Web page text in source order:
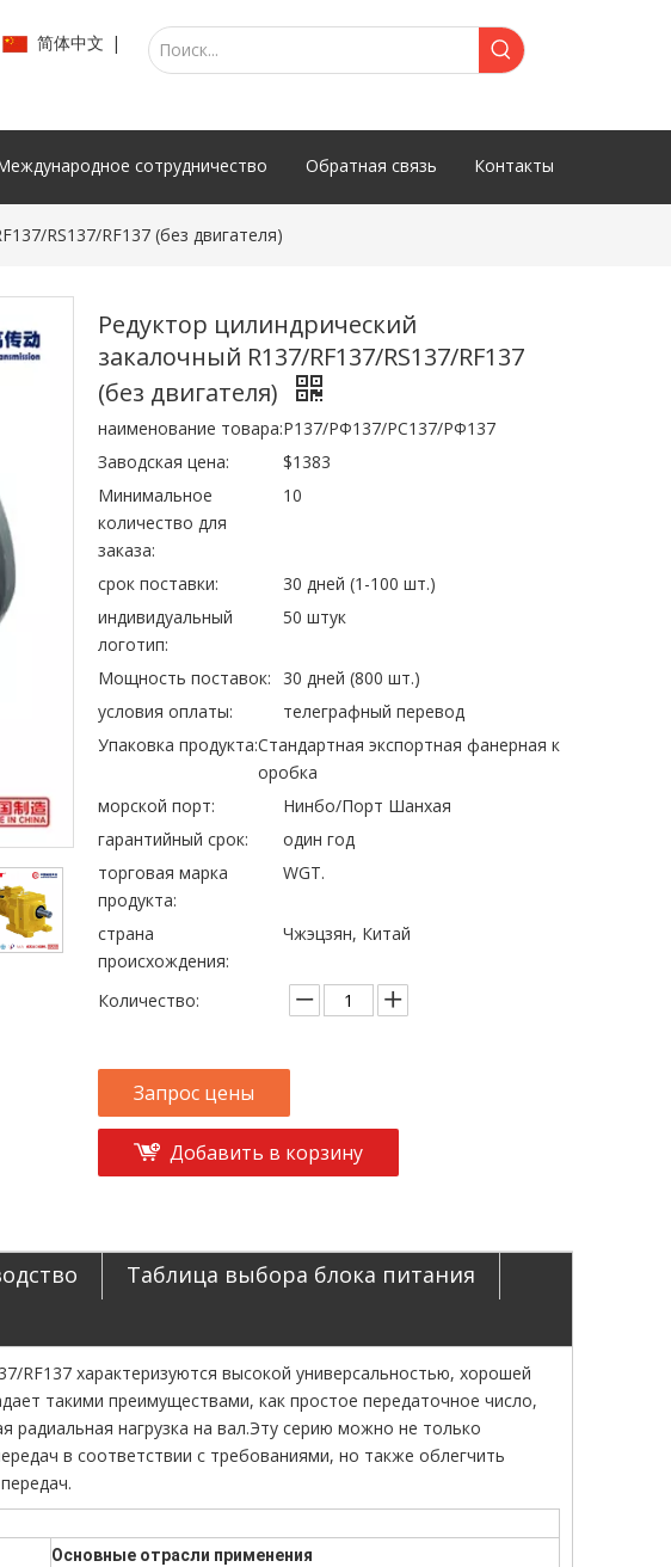
简体中文 |
сотрудничество Обратная связь Контакты
RS137/RF137 (без двигателя)
Редуктор цилиндрический
закалочный R137/RF137/RS137/RF137
(без двигателя)
наименование товара:Р137/РФ137/РС137/РФ137
Заводская цена:
$1383
Минимальное
количество для
заказа:
10
срок поставки:
30 дней (1-100 шт.)
индивидуальный
логотип:
50 штук
Мощность поставок:
30 дней (800 шт.)
условия оплаты:
телеграфный перевод
Упаковка продукта:Стандартная экспортная фанерная к
оробка
морской порт:
Нинбо/Порт Шанхая
гарантийный срок:
один год
торговая марка
продукта:
WGT.
страна
происхождения:
Чжэцзян, Китай
Количество:
Запрос цены
Добавить в корзину
Таблица выбора блока питания
RF137 характеризуются высокой универсальностью, хорошей
такими преимуществами, как простое передаточное число,
нагрузка на вал.Эту серию можно не только
в соответствии с требованиями, но также облегчить
Основные отрасли применения